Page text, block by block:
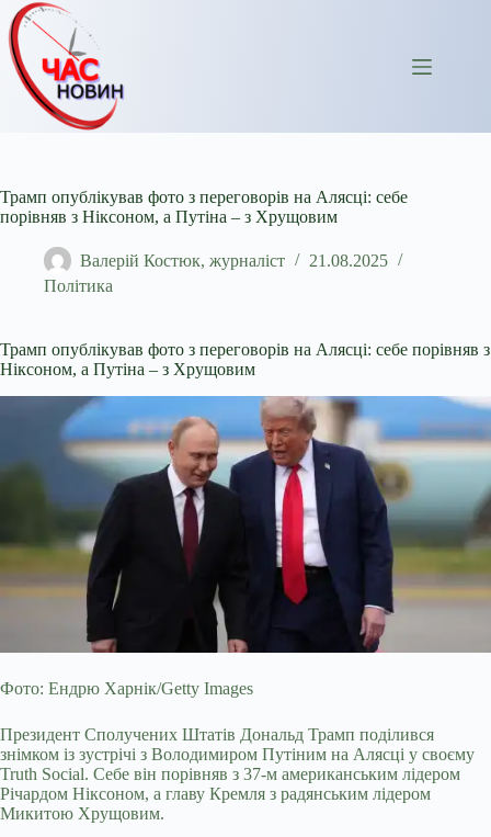
Перейти
до
вмісту
Трамп опублікував фото з переговорів на Алясці: себе
порівняв з Ніксоном, а Путіна – з Хрущовим
Валерій Костюк, журналіст
21.08.2025
Політика
Трамп опублікував фото з переговорів на Алясці: себе порівняв з
Ніксоном, а Путіна – з Хрущовим
Фото: Ендрю Харнік/Getty Images
Президент Сполучених Штатів Дональд Трамп поділився
знімком із зустрічі з Володимиром Путіним на Алясці у своєму
Truth Social. Себе він порівняв з 37-м американським лідером
Річардом Ніксоном, а главу Кремля з радянським лідером
Микитою Хрущовим.